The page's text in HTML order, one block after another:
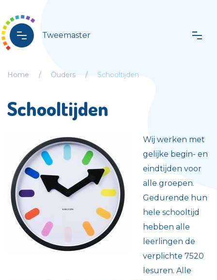
Tweemaster
Home Ouders Schooltijden
Schooltijden
Wij werken met
gelijke begin- en
eindtijden voor
alle groepen.
Gedurende hun
hele schooltijd
hebben alle
leerlingen de
verplichte 7520
lesuren. Alle